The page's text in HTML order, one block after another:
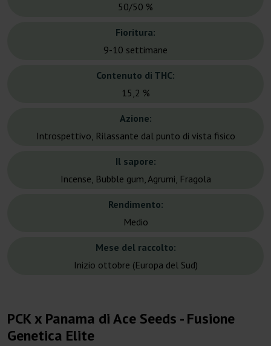
50/50 %
Fioritura:
9-10 settimane
Contenuto di THC:
15,2 %
Azione:
Introspettivo, Rilassante dal punto di vista fisico
Il sapore:
Incense, Bubble gum, Agrumi, Fragola
Rendimento:
Medio
Mese del raccolto:
Inizio ottobre (Europa del Sud)
PCK x Panama di Ace Seeds - Fusione
Genetica Elite